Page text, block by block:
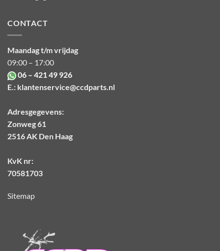
CONTACT
Maandag t/m vrijdag
09:00 – 17:00
06 – 421 49 926
E.: klantenservice@ccdparts.nl
Adresgegevens:
Zonweg 61
2516 AK Den Haag
KvK nr:
70581703
Sitemap